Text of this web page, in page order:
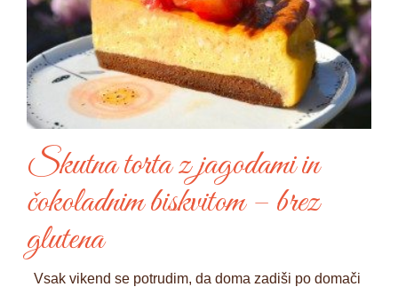
Skutna torta z jagodami in
čokoladnim biskvitom – brez
glutena
Vsak vikend se potrudim, da doma zadiši po domači